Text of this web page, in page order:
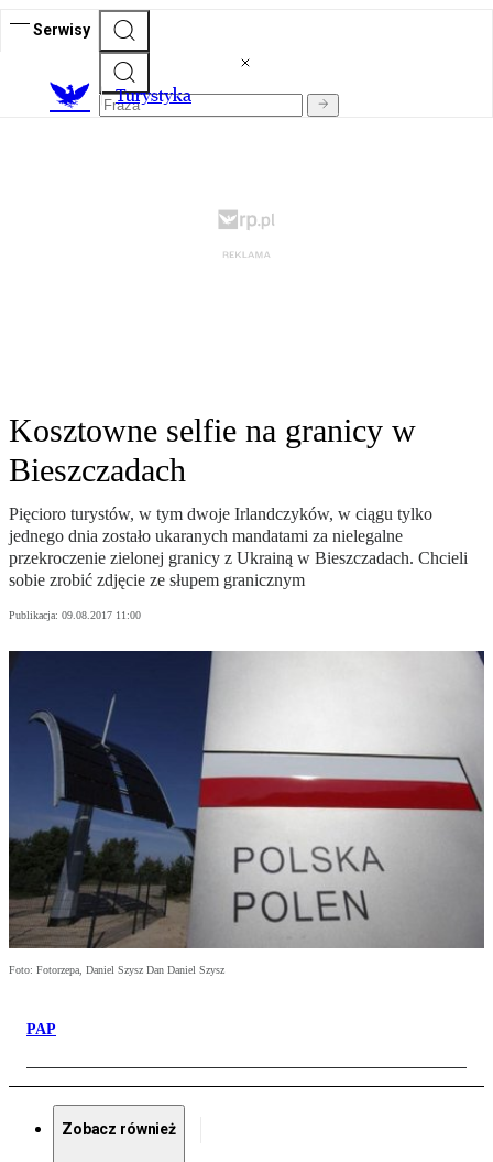
Serwisy
Turystyka
Kosztowne selfie na granicy w
Bieszczadach
Pięcioro turystów, w tym dwoje Irlandczyków, w ciągu tylko
jednego dnia zostało ukaranych mandatami za nielegalne
przekroczenie zielonej granicy z Ukrainą w Bieszczadach. Chcieli
sobie zrobić zdjęcie ze słupem granicznym
Publikacja: 09.08.2017 11:00
Foto: Fotorzepa, Daniel Szysz Dan Daniel Szysz
PAP
Zobacz również